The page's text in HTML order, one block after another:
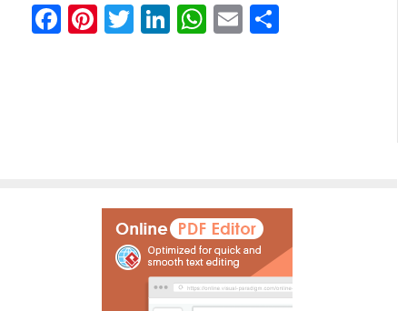
Facebook
Pinterest
Twitter
LinkedIn
WhatsApp
Email